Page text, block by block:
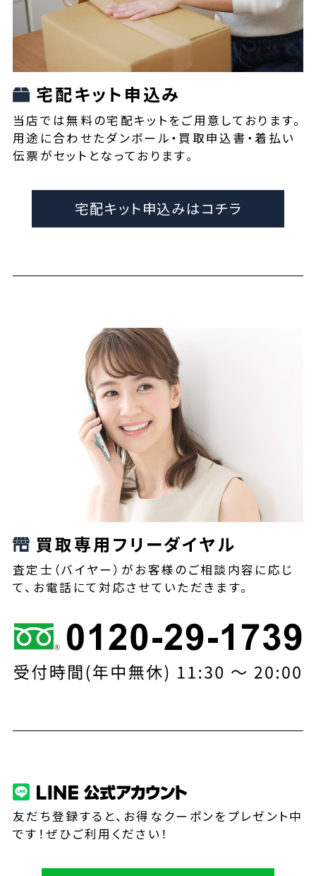
宅配キット申込み
当店では無料の宅配キットをご用意しております。
用途に合わせたダンボール・買取申込書・着払い
伝票がセットとなっております。
宅配キット申込みはコチラ
買取専用フリーダイヤル
査定士（バイヤー）がお客様のご相談内容に応じ
て、お電話にて対応させていただきます。
友だち登録すると、お得なクーポンをプレゼント中
です！ぜひご利用ください！